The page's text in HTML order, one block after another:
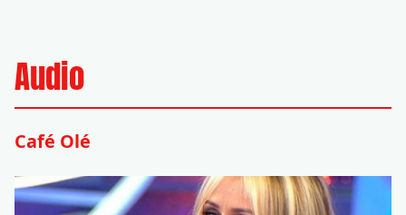
Audio
Café Olé